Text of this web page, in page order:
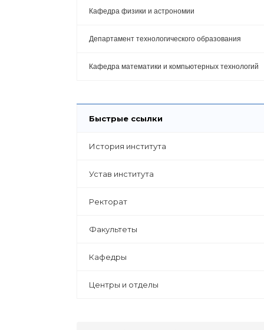
Кафедра физики и астрономии
Департамент технологического образования
Кафедра математики и компьютерных технологий
Быстрые ссылки
История института
Устав института
Ректорат
Факультеты
Кафедры
Центры и отделы